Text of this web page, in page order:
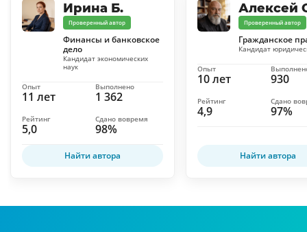
Ирина Б.
Проверенный автор
Финансы и банковское
дело
Кандидат экономических
наук
11 лет
Опыт
1 362
Выполнено
5,0
Рейтинг
98%
Сдано вовремя
Найти автора
Алексей
Проверенный автор
Гражданское
Кандидат
10 лет
Опыт
930
4,9
Рейтинг
97%
Сдано
Найти автора